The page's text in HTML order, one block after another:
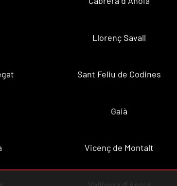
Llorenç Savall
Sant Feliu de Codines
Gaià
Vicenç de Montalt